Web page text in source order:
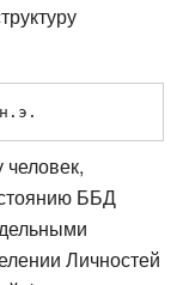
ББД
Личностей